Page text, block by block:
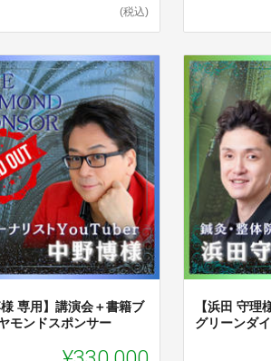
(税込)
様 専用】講演会＋書籍ブ
モンドスポンサー
【浜田 守理
グリーンダ